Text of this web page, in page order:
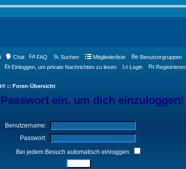
Chat FAQ Suchen Mitgliederliste
Benutzergruppen
Einloggen, um private Nachrichten zu lesen Login Registrieren
:: Foren-Übersicht
ein, um dich einzuloggen!
Benutzername:
Passwort:
Bei jedem Besuch automatisch einloggen: